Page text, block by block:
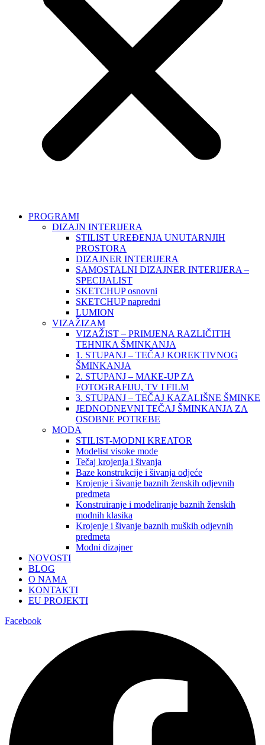
PROGRAMI
DIZAJN INTERIJERA
STILIST UREĐENJA UNUTARNJIH
PROSTORA
DIZAJNER INTERIJERA
SAMOSTALNI DIZAJNER INTERIJERA –
SPECIJALIST
SKETCHUP osnovni
SKETCHUP napredni
LUMION
VIZAŽIZAM
VIZAŽIST – PRIMJENA RAZLIČITIH
TEHNIKA ŠMINKANJA
1. STUPANJ – TEČAJ KOREKTIVNOG
ŠMINKANJA
2. STUPANJ – MAKE-UP ZA
FOTOGRAFIJU, TV I FILM
3. STUPANJ – TEČAJ KAZALIŠNE ŠMINKE
JEDNODNEVNI TEČAJ ŠMINKANJA ZA
OSOBNE POTREBE
MODA
STILIST-MODNI KREATOR
Modelist visoke mode
Tečaj krojenja i šivanja
Baze konstrukcije i šivanja odjeće
Krojenje i šivanje baznih ženskih odjevnih
predmeta
Konstruiranje i modeliranje baznih ženskih
modnih klasika
Krojenje i šivanje baznih muških odjevnih
predmeta
Modni dizajner
NOVOSTI
BLOG
O NAMA
KONTAKTI
EU PROJEKTI
Facebook